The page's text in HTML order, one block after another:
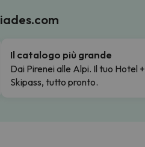
Il catalogo più grande
Dai Pirenei alle Alpi. Il tuo Hotel +
Skipass, tutto pronto.